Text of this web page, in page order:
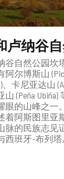
卢纳谷
谷自然公园坎
阿尔博斯山
、卡尼亚达山
(Peña
眼的山峰之一
着阿斯图里亚
脉的民族志见
西班牙-布列